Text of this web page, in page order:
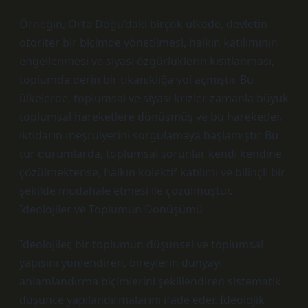
Örneğin, Orta Doğu’daki birçok ülkede, devletin
otoriter bir biçimde yönetilmesi, halkın katılımının
engellenmesi ve siyasi özgürlüklerin kısıtlanması,
toplumda derin bir tıkanıklığa yol açmıştır. Bu
ülkelerde, toplumsal ve siyasi krizler zamanla büyük
toplumsal hareketlere dönüşmüş ve bu hareketler,
iktidarın meşruiyetini sorgulamaya başlamıştır. Bu
tür durumlarda, toplumsal sorunlar kendi kendine
çözülmektense, halkın kolektif katılımı ve bilinçli bir
şekilde müdahale etmesi ile çözülmüştür.
İdeolojiler ve Toplumun Dönüşümü
İdeolojiler, bir toplumun düşünsel ve toplumsal
yapısını yönlendiren, bireylerin dünyayı
anlamlandırma biçimlerini şekillendiren sistematik
düşünce yapılandırmalarını ifade eder. İdeolojik